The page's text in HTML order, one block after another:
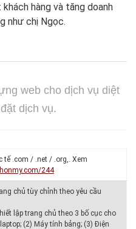
hàng và tăng doanh
như chị Ngọc.
web cho dịch vụ diệt
dịch vụ.
tế .com / .net / .org,. Xem
244
chủ tùy chỉnh theo yêu cầu
lập trang chủ theo 3 bố cục cho
(2) Máy tính bảng; (3) Điện